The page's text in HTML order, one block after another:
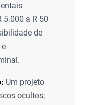
5.000 a R 50
de
Um projeto
ocultos;